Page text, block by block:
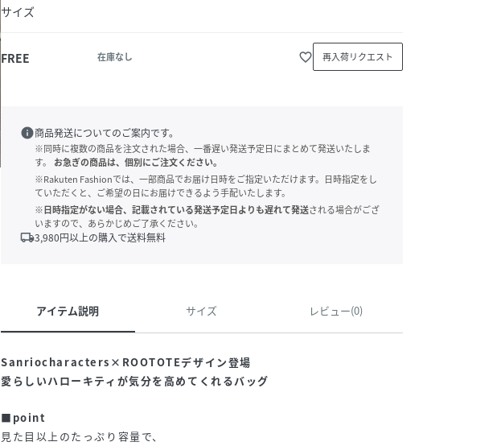
サイズ
FREE 在庫なし favorite_border 再入荷リクエスト
info商品発送についてのご案内です。
※同時に複数の商品を注文された場合、一番遅い発送予定日にまとめて発送いたしま
す。
お急ぎの商品は、個別にご注文ください。
※Rakuten Fashionでは、一部商品でお届け日時をご指定いただけます。日時指定をし
ていただくと、ご希望の日にお届けできるよう手配いたします。
※日時指定がない場合、記載されている発送予定日よりも遅れて発送される場合がござ
いますので、あらかじめご了承ください。
local_shipping3,980円以上の購入で送料無料
アイテム説明 サイズ レビュー(0)
Sanriocharacters×ROOTOTEデザイン登場
愛らしいハローキティが気分を高めてくれるバッグ
■point
見た目以上のたっぷり容量で、